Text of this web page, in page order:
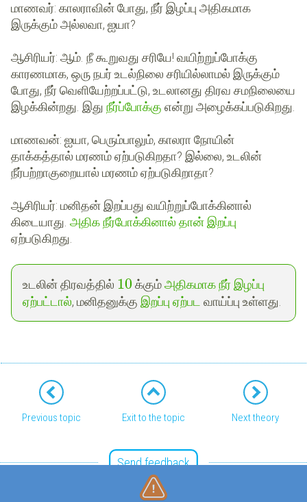
மாணவர்: காலராவின் போது, நீர் இழப்பு அதிகமாக
இருக்கும் அல்லவா, ஐயா?
ஆசிரியர்: ஆம். நீ கூறுவது சரியே! வயிற்றுப்போக்கு
காரணமாக, ஒரு நபர் உடல்நிலை சரியில்லாமல் இருக்கும்
போது, நீர் வெளியேற்றப்பட்டு, உடலானது திரவ சமநிலையை
இழக்கின்றது. இது நீர்ப்போக்கு என்று அழைக்கப்படுகிறது.
மாணவன்: ஐயா, பெரும்பாலும், காலரா நோயின்
தாக்கத்தால் மரணம் ஏற்படுகிறதா? இல்லை, உடலின்
நீர்பற்றாகுறையால் மரணம் ஏற்படுகிறாதா?
ஆசிரியர்: மனிதன் இறப்பது வயிற்றுப்போக்கினால்
கிடையாது. அதிகநீர்போக்கினால் தான் இறப்பு
ஏற்படுகிறது.
உடலின் திரவத்தில் 10 க்கும்அதிகமாக நீர் இழப்பு
ஏற்பட்டால், மனிதனுக்கு இறப்பு ஏற்பட வாய்ப்பு உள்ளது.
Previous topic Exit to the topic Next theory
Send feedback